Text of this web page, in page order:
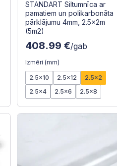
STANDART Siltumnīca ar
pamatiem un polikarbonāta
pārklājumu 4mm, 2.5x2m
(5m2)
408.99 €/gab
Izmēri (mm)
2.5x10 2.5x12
2.5x2
2.5x4
2.5x6 2.5x8